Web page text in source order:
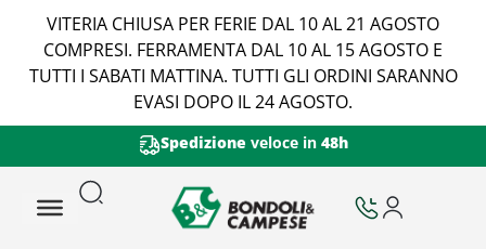
VITERIA CHIUSA PER FERIE DAL 10 AL 21 AGOSTO
COMPRESI. FERRAMENTA DAL 10 AL 15 AGOSTO E
TUTTI I SABATI MATTINA. TUTTI GLI ORDINI SARANNO
EVASI DOPO IL 24 AGOSTO.
Spedizioneveloce in48h